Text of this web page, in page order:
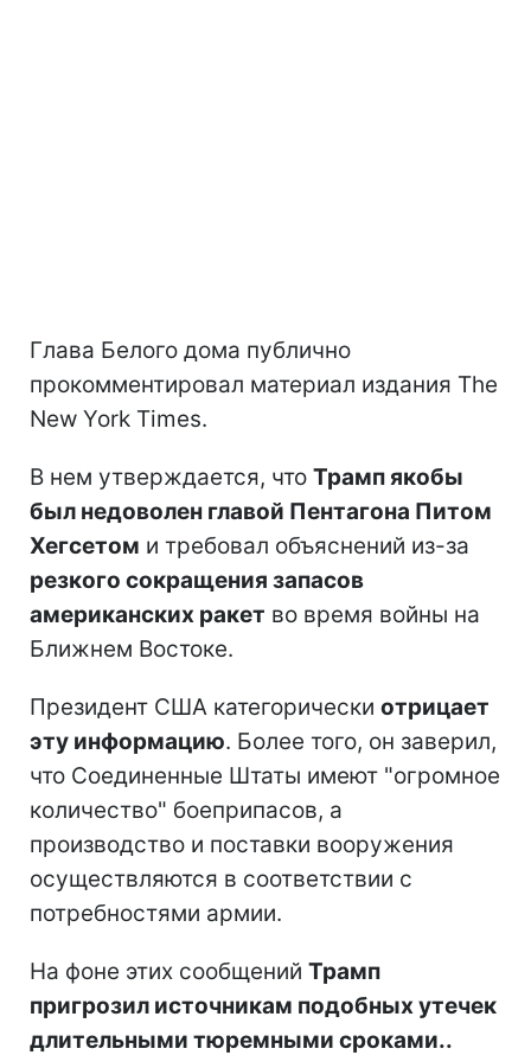
Глава Белого дома публично
прокомментировал материал издания The
New York Times.
В нем утверждается, что Трамп якобы
был недоволен главой Пентагона Питом
Хегсетом и требовал объяснений из-за
резкого сокращения запасов
американских ракет во время войны на
Ближнем Востоке.
Президент США категорически отрицает
эту информацию. Более того, он заверил,
что Соединенные Штаты имеют "огромное
количество" боеприпасов, а
производство и поставки вооружения
осуществляются в соответствии с
потребностями армии.
На фоне этих сообщений Трамп
пригрозил источникам подобных утечек
длительными тюремными сроками..